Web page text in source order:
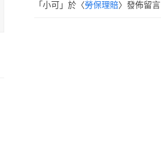
「 小可 」於〈勞保理賠〉發佈留言